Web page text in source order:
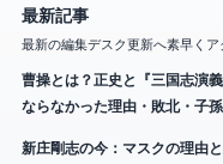
最新記事
最新の編集デスク更新へ素早くア
曹操とは？正史と『三国志演
ならなかった理由・敗北・子
新庄剛志の今：マスクの理由